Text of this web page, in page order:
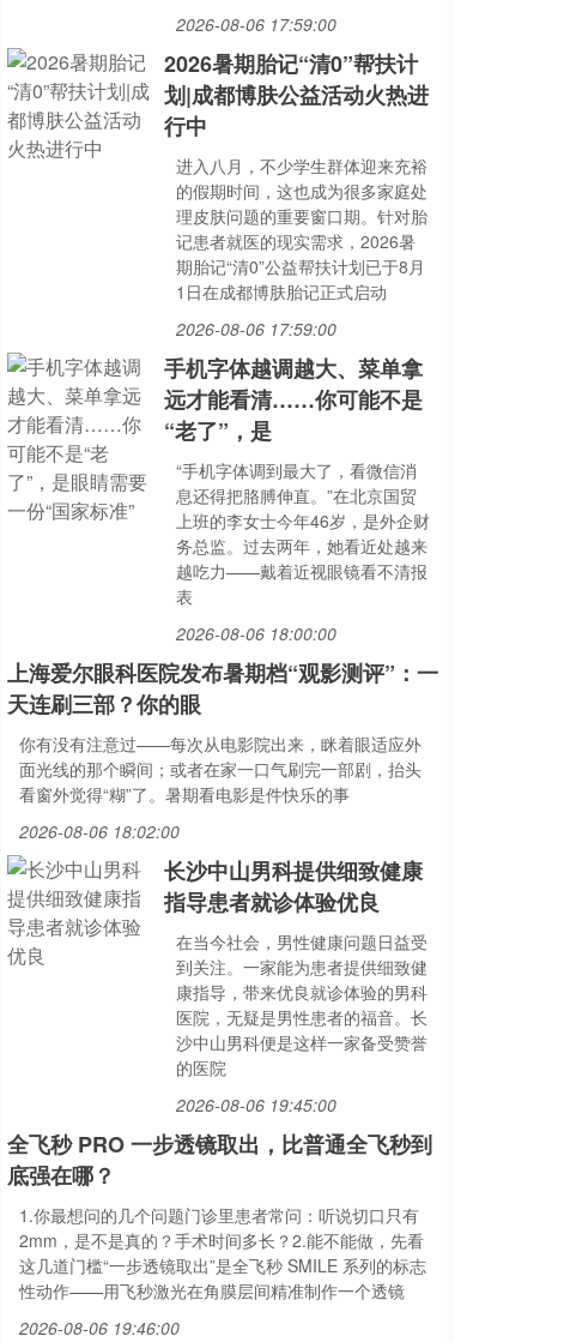
2026-08-06 17:59:00
2026暑期胎记“清0”帮扶计
划|成都博肤公益活动火热进
行中
进入八月，不少学生群体迎来充裕
的假期时间，这也成为很多家庭处
理皮肤问题的重要窗口期。针对胎
记患者就医的现实需求，2026暑
期胎记“清0”公益帮扶计划已于8月
1日在成都博肤胎记正式启动
2026-08-06 17:59:00
手机字体越调越大、菜单拿
远才能看清……你可能不是
“老了”，是
“手机字体调到最大了，看微信消
息还得把胳膊伸直。”在北京国贸
上班的李女士今年46岁，是外企财
务总监。过去两年，她看近处越来
越吃力——戴着近视眼镜看不清报
表
2026-08-06 18:00:00
上海爱尔眼科医院发布暑期档“观影测评”：一
天连刷三部？你的眼
你有没有注意过——每次从电影院出来，眯着眼适应外
面光线的那个瞬间；或者在家一口气刷完一部剧，抬头
看窗外觉得“糊”了。暑期看电影是件快乐的事
2026-08-06 18:02:00
长沙中山男科提供细致健康
指导患者就诊体验优良
在当今社会，男性健康问题日益受
到关注。一家能为患者提供细致健
康指导，带来优良就诊体验的男科
医院，无疑是男性患者的福音。长
沙中山男科便是这样一家备受赞誉
的医院
2026-08-06 19:45:00
全飞秒 PRO 一步透镜取出，比普通全飞秒到
底强在哪？
1.你最想问的几个问题门诊里患者常问：听说切口只有
2mm，是不是真的？手术时间多长？2.能不能做，先看
这几道门槛“一步透镜取出”是全飞秒 SMILE 系列的标志
性动作——用飞秒激光在角膜层间精准制作一个透镜
2026-08-06 19:46:00